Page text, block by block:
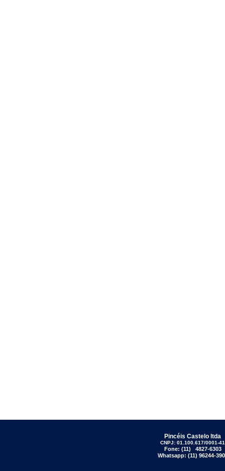
Pincéis Castelo ltda
CNPJ: 01.100.617/0001-41
Fone: (11) 4827-6303
Whatsapp: (11) 96244-